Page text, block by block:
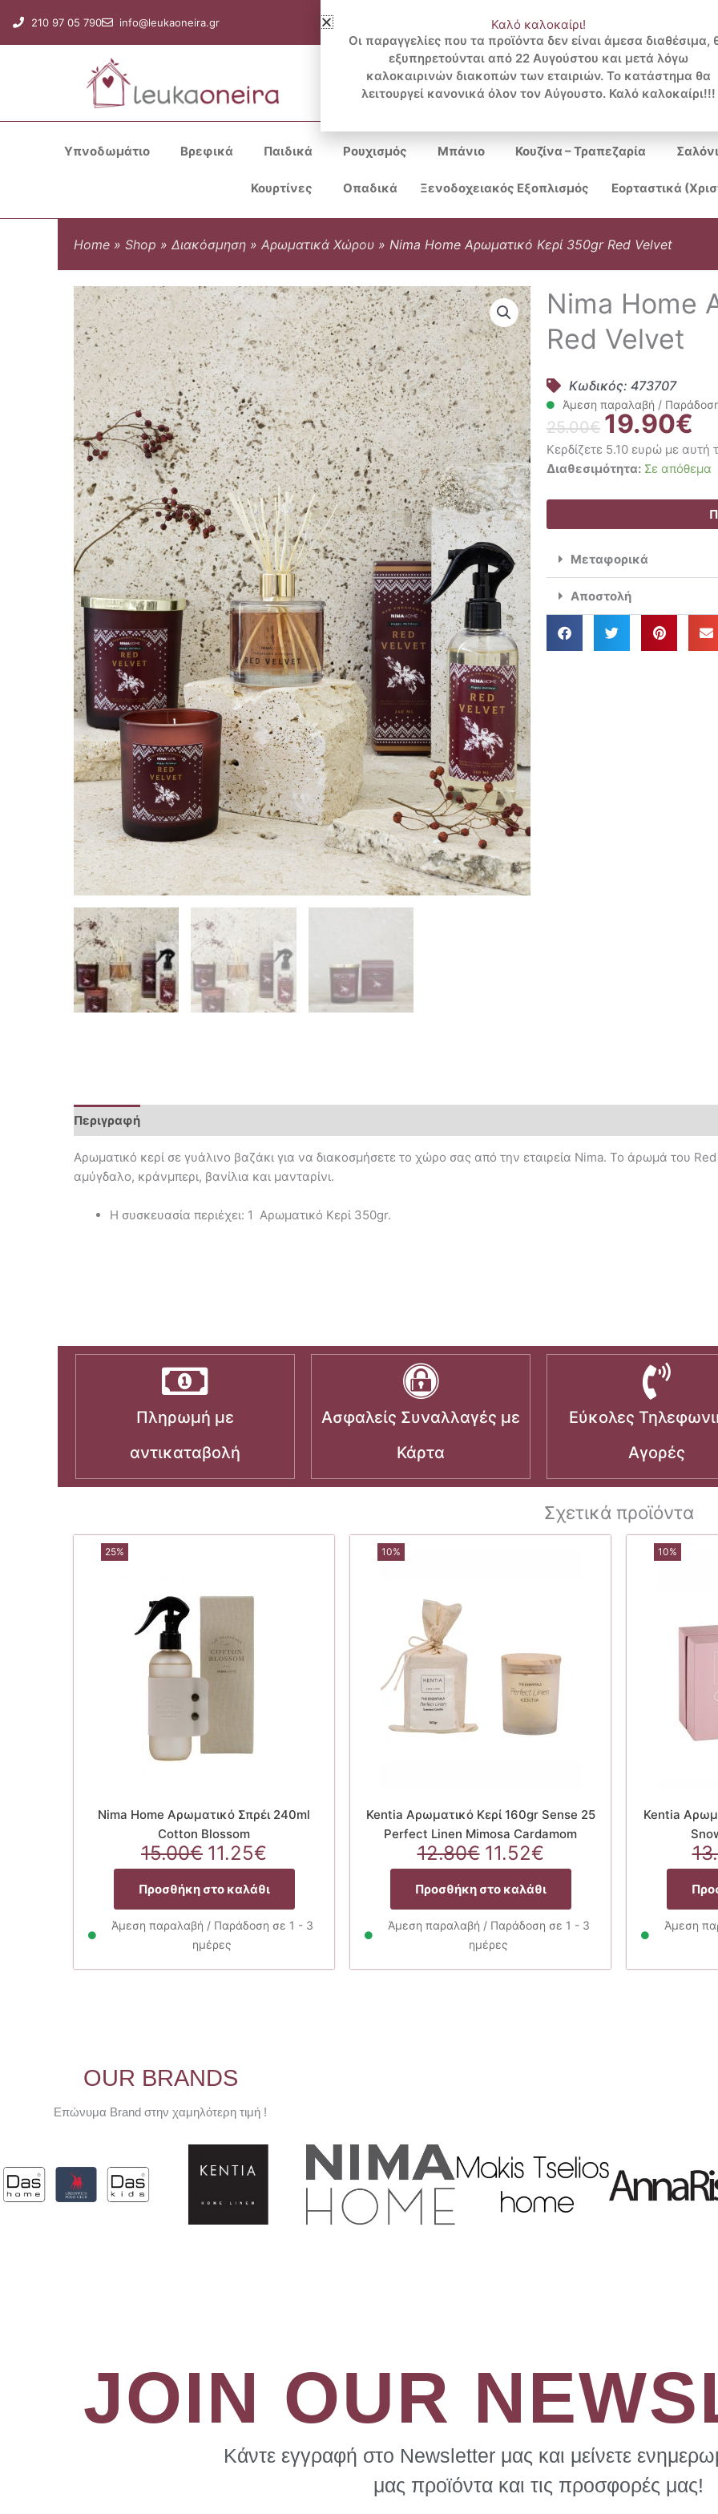
στο
περιεχόμενο
210 97 05 790 info@leukaoneira.gr
Search
...
Υπνοδωμάτιο Βρεφικά Παιδικά Ρουχισμός Μπάνιο Κουζίνα – Τραπεζαρία Σαλόνι
Κουρτίνες Οπαδικά Ξενοδοχειακός Εξοπλισμός Εορταστικά
Home » Shop » Διακόσμηση » Αρωματικά Χώρου » Nima Home Αρωματικό Κερί 350gr Red Velvet
Nima Home
Red Velvet
Κωδικός: 473707
Άμεση παραλαβή /
25.00€ Original
price
was:
25.00€.
19.90€
Κερδίζετε 5.10 ευρώ με αυτή
Διαθεσιμότητα: Σε απόθεμα
Nima
Αρωματικό
Κερί
Red
Velvet
ποσότητα
Μεταφορικά
Αποστολή
Περιγραφή
Αρωματικό κερί σε γυάλινο βαζάκι για να διακοσμήσετε το χώρο σας από την εταιρεία Nima. Το άρωμά του
αμύγδαλο, κράνμπερι, βανίλια και μανταρίνι.
Η συσκευασία περιέχει: 1 Αρωματικό Κερί 350gr.
Πληρωμή με
αντικαταβολή
Ασφαλείς Συναλλαγές με
Κάρτα
Εύκολες
Αγορές
Σχετικά προϊόντα
25%
Nima Home Αρωματικό Σπρέι 240ml
Cotton Blossom
15.00€ Original
price
was:
15.00€.
11.25€
τρέχουσα
τιμή
είναι:
11.25€.
Προσθήκη στο καλάθι
Άμεση παραλαβή / Παράδοση σε 1 - 3
ημέρες
10%
Kentia Αρωματικό Κερί 160gr Sense 25
Perfect Linen Mimosa Cardamom
12.80€ Original
price
was:
12.80€.
11.52€Η
τρέχουσα
τιμή
είναι:
11.52€.
Προσθήκη στο καλάθι
Άμεση παραλαβή / Παράδοση σε 1 - 3
ημέρες
10%
Kentia
Άμεση
OUR BRANDS
Επώνυμα Brand στην χαμηλότερη τιμή !
JOIN OUR
Κάντε εγγραφή στο Newsletter μας και μείνετε
μας προϊόντα και τις προσφορές μας!
Καλό καλοκαίρι!
Οι παραγγελίες που τα προϊόντα δεν είναι άμεσα διαθέσιμα,
εξυπηρετούνται από 22 Αυγούστου και μετά λόγω
καλοκαιρινών διακοπών των εταιριών. Το κατάστημα θα
λειτουργεί κανονικά όλον τον Αύγουστο. Καλό καλοκαίρι!!!